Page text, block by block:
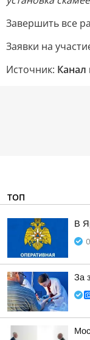
Завершить все
Заявки на
Источник:
ТОП
В
За